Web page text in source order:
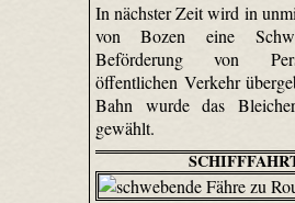
In nächster Zeit wird in
von Bozen eine
Beförderung von
öffentlichen Verkehr
Bahn wurde das
gewählt.